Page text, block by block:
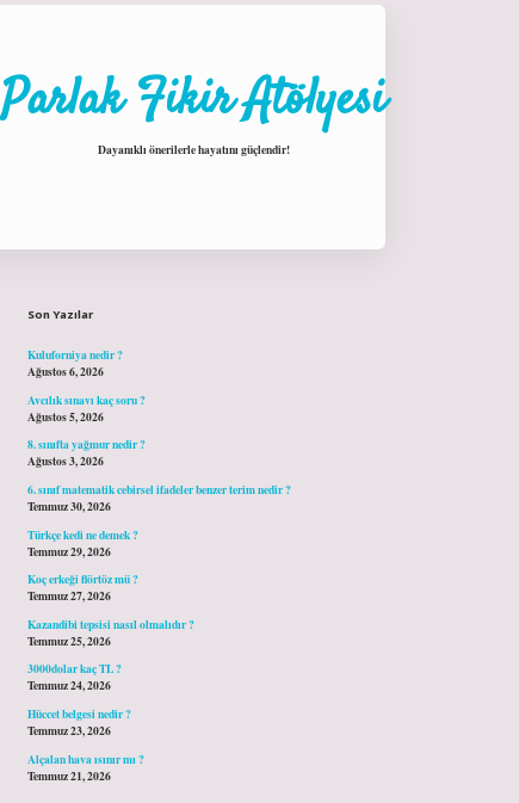
Parlak Fikir Atölyesi
Dayanıklı önerilerle hayatını güçlendir!
Son Yazılar
Kuluforniya nedir ?
Ağustos 6, 2026
Avcılık sınavı kaç soru ?
Ağustos 5, 2026
8. sınıfta yağmur nedir ?
Ağustos 3, 2026
6. sınıf matematik cebirsel ifadeler benzer terim nedir ?
Temmuz 30, 2026
Türkçe kedi ne demek ?
Temmuz 29, 2026
Koç erkeği flörtöz mü ?
Temmuz 27, 2026
Kazandibi tepsisi nasıl olmalıdır ?
Temmuz 25, 2026
3000dolar kaç TL ?
Temmuz 24, 2026
Hüccet belgesi nedir ?
Temmuz 23, 2026
Alçalan hava ısınır mı ?
Temmuz 21, 2026